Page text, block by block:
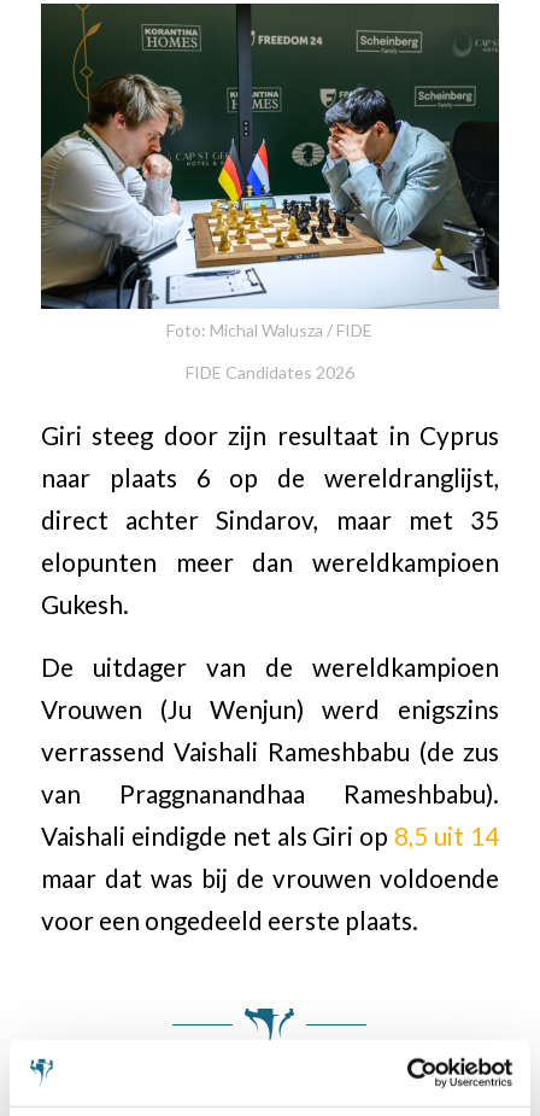
Foto: Michal Walusza / FIDE
FIDE Candidates 2026
Giri steeg door zijn resultaat in Cyprus
naar plaats 6 op de wereldranglijst,
direct achter Sindarov, maar met 35
elopunten meer dan wereldkampioen
Gukesh.
De uitdager van de wereldkampioen
Vrouwen (Ju Wenjun) werd enigszins
verrassend Vaishali Rameshbabu (de zus
van Praggnanandhaa Rameshbabu).
Vaishali eindigde net als Giri op 8,5 uit 14
maar dat was bij de vrouwen voldoende
voor een ongedeeld eerste plaats.
Categorie
Anish Giri,Internationaal,Schaaknieuws,